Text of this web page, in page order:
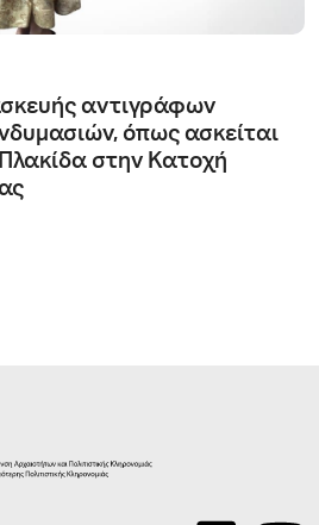
αντιγράφων
όπως ασκείται
στην Κατοχή